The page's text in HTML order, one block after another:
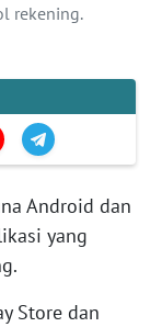
rekening.
Android dan
yang
Store dan